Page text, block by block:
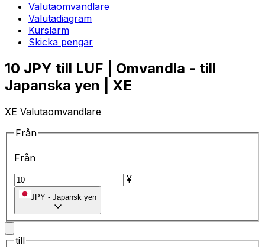
Valutaomvandlare
Valutadiagram
Kurslarm
Skicka pengar
10 JPY till LUF | Omvandla - till
Japanska yen | XE
XE Valutaomvandlare
Från
Från
¥
JPY - Japansk yen
till